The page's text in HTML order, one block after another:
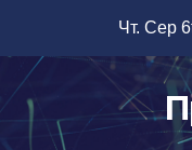
вмісту
Чт. Сер